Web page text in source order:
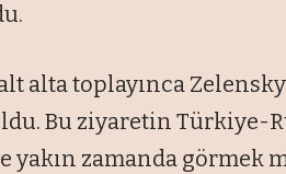
alta toplayınca
Bu ziyaretin
yakın zamanda görmek